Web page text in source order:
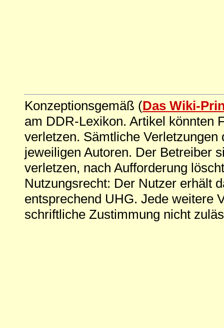
Konzeptionsgemäß (Das Wiki-
am DDR-Lexikon. Artikel könnten
verletzen. Sämtliche
jeweiligen Autoren. Der Betreiber
verletzen, nach Aufforderung
Nutzungsrecht: Der Nutzer erhält
entsprechend UHG. Jede weitere
schriftliche Zustimmung nicht